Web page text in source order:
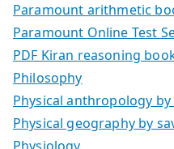
Paramount arithmetic
Paramount Online Test
PDF Kiran reasoning
Philosophy
Physical anthropology by
Physical geography by